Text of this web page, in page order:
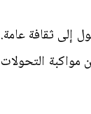
إلى ثقافة عامة.
مواكبة التحولات